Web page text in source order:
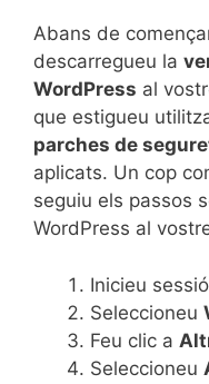
Abans de
descarregueu la
WordPress al
que estigueu
parches de
aplicats. Un cop
seguiu els passos
WordPress al
Inicieu
Seleccioneu
Feu clic a
Seleccioneu